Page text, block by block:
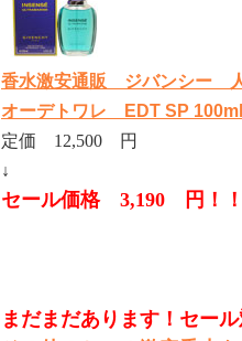
香水激安通販 ジバンシー
オーデトワレ EDT SP 100ml
定価 12,500 円
↓
セール価格 3,190 円！
まだまだあります！セール